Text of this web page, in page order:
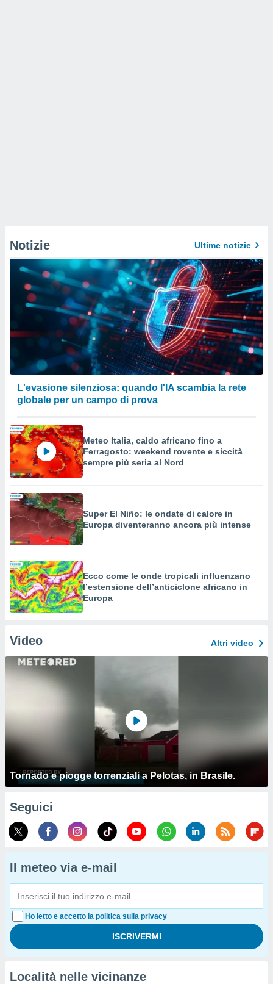
Notizie Ultime notizie
L'evasione silenziosa: quando l'IA scambia la rete
globale per un campo di prova
Meteo Italia, caldo africano fino a
Ferragosto: weekend rovente e siccità
sempre più seria al Nord
Super El Niño: le ondate di calore in
Europa diventeranno ancora più intense
Ecco come le onde tropicali influenzano
l’estensione dell’anticiclone africano in
Europa
Video Altri video
Tornado e piogge torrenziali a Pelotas, in Brasile.
Seguici
Il meteo via e-mail
Ho letto e accetto la politica sulla privacy
Località nelle vicinanze